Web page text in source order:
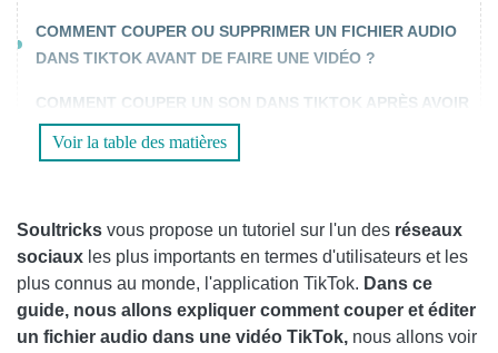
COMMENT COUPER OU SUPPRIMER UN FICHIER AUDIO
DANS TIKTOK AVANT DE FAIRE UNE VIDÉO ?
COMMENT COUPER UN SON DANS TIKTOK APRÈS AVOIR
RÉALISÉ UNE VIDÉO ?
Voir la table des matières
Soultricks vous propose un tutoriel sur l'un des réseaux
sociaux les plus importants en termes d'utilisateurs et les
plus connus au monde, l'application TikTok. Dans ce
guide, nous allons expliquer comment couper et éditer
un fichier audio dans une vidéo TikTok, nous allons voir